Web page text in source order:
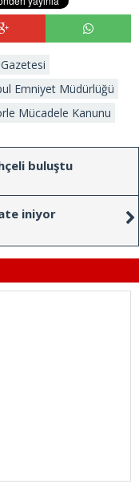
Emniyet Müdürlüğü
Mücadele Kanunu
buluştu
iniyor